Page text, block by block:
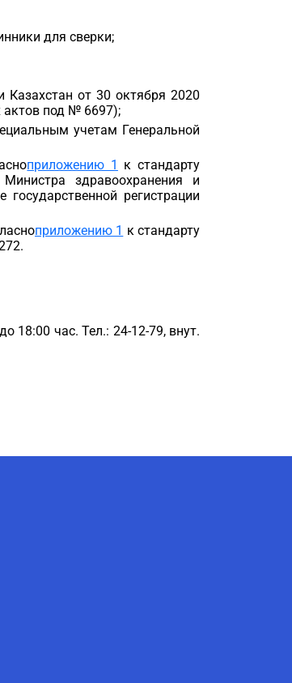
для сверки;
от 30 октября 2020
актов под № 6697);
учетам Генеральной
приложению 1 к стандарту
здравоохранения и
регистрации
приложению 1 к стандарту
18:00 час. Тел.: 24-12-79, внут.
AI-Talapker